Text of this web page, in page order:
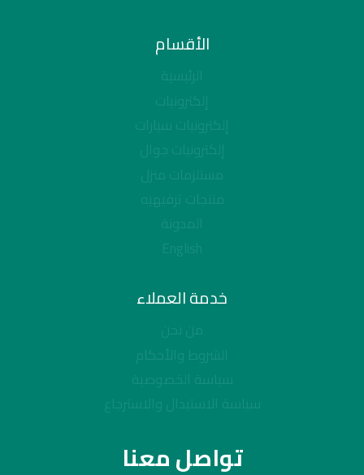
الأقسام
الرئيسية
إلكترونيات
إلكترونيات سيارات
إلكترونيات جوال
مستلزمات منزل
منتجات ترفيهيه
المدونة
English
خدمة العملاء
من نحن
الشروط والأحكام
سياسة الخصوصية
سياسة الاستبدال والاسترجاع
تواصل معنا